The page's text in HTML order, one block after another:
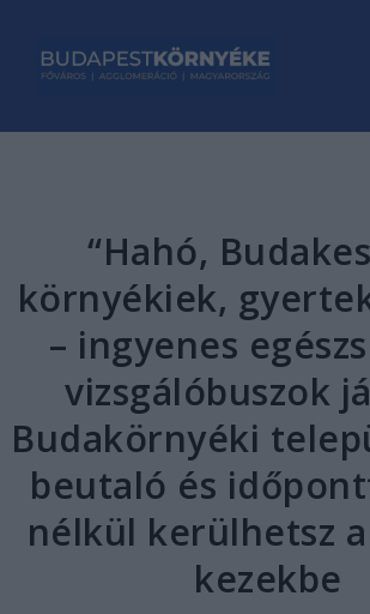
“Hahó,
környékiek,
– ingyenes
vizsgálóbuszok
Budakörnyéki
beutaló és
nélkül kerülhetsz
kezekbe